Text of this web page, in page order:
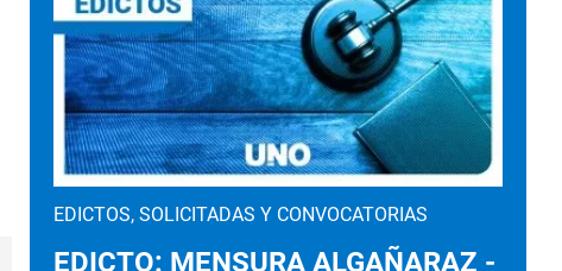
EDICTOS, SOLICITADAS Y CONVOCATORIAS
EDICTO: MENSURA ALGAÑARAZ -